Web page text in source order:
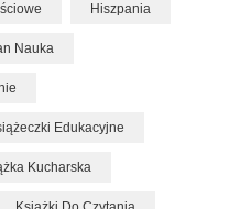
Hiszpania
Nauka
Edukacyjne
Kucharska